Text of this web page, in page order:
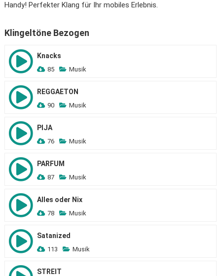
Handy! Perfekter Klang für Ihr mobiles Erlebnis.
Klingeltöne Bezogen
Knacks
85 Musik
REGGAETON
90 Musik
PIJA
76 Musik
PARFUM
87 Musik
Alles oder Nix
78 Musik
Satanized
113 Musik
STREIT